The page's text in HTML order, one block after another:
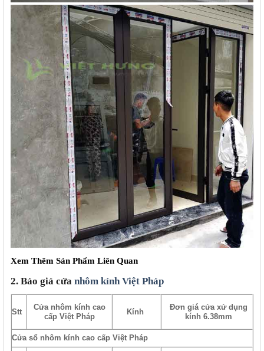
Xem Thêm Sản Phẩm Liên Quan
2. Báo giá cửa nhôm kính Việt Pháp
Stt
Cửa nhôm kính cao
cấp Việt Pháp
Kính
Đơn giá cửa xử dụng
kính 6.38mm
Cửa sổ nhôm kính cao cấp Việt Pháp